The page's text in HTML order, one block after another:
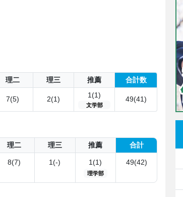
理二 理三 推薦 合計数
7(5) 2(1) 1(1)
文学部
49(41)
理二
8(7)
理三
1(-)
推薦
1(1)
理学部
合計
49(42)